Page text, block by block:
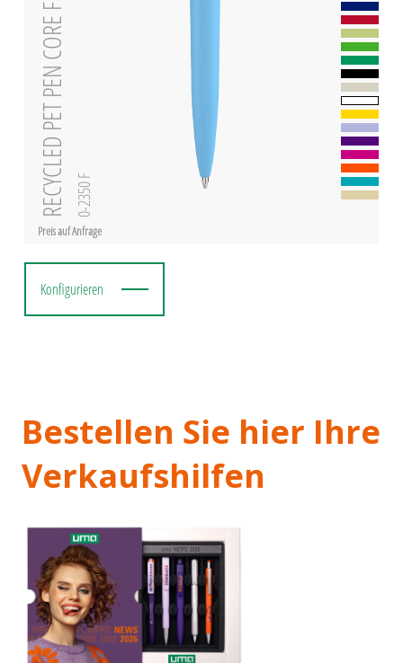
Preis auf Anfrage
RECYCLED PET PEN CORE F 0-2350 F
Konfigurieren